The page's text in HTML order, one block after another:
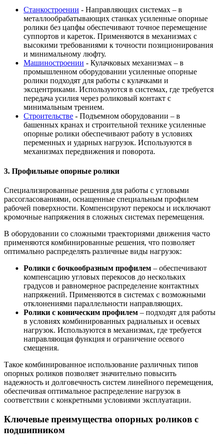
Станкостроении - Направляющих системах – в
металлообрабатывающих станках усиленные опорные
ролики без цапфы обеспечивают точное перемещение
суппортов и кареток. Применяются в механизмах с
высокими требованиями к точности позиционирования
и минимальному люфту.
Машиностроении - Кулачковых механизмах – в
промышленном оборудовании усиленные опорные
ролики подходят для работы с кулачками и
эксцентриками. Используются в системах, где требуется
передача усилия через роликовый контакт с
минимальным трением.
Строительстве - Подъемном оборудовании – в
башенных кранах и строительной технике усиленные
опорные ролики обеспечивают работу в условиях
переменных и ударных нагрузок. Используются в
механизмах передвижения и поворота.
3. Профильные опорные ролики
Специализированные решения для работы с угловыми
рассогласованиями, оснащенные специальным профилем
рабочей поверхности. Компенсируют перекосы и исключают
кромочные напряжения в сложных системах перемещения.
В оборудовании со сложными траекториями движения часто
применяются комбинированные решения, что позволяет
оптимально распределять различные виды нагрузок:
Ролики с бочкообразным профилем – обеспечивают
компенсацию угловых перекосов до нескольких
градусов и равномерное распределение контактных
напряжений. Применяются в системах с возможными
отклонениями параллельности направляющих.
Ролики с коническим профилем – подходят для работы
в условиях комбинированных радиальных и осевых
нагрузок. Используются в механизмах, где требуется
направляющая функция и ограничение осевого
смещения.
Такое комбинированное использование различных типов
опорных роликов позволяет значительно повысить
надежность и долговечность систем линейного перемещения,
обеспечивая оптимальное распределение нагрузок в
соответствии с конкретными условиями эксплуатации.
Ключевые преимущества опорных роликов с
подшипником